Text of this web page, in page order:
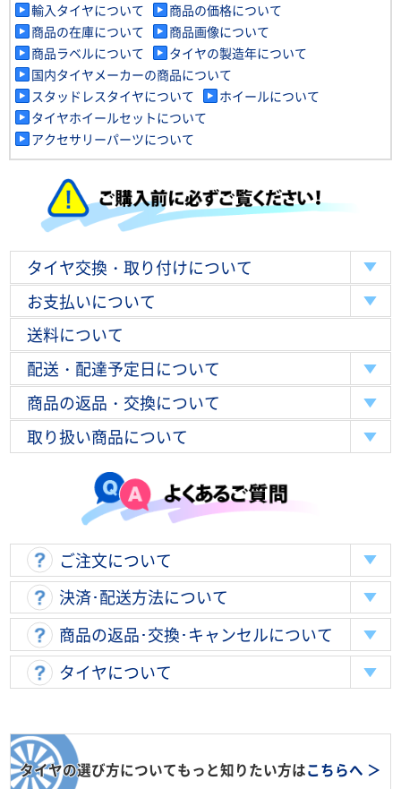
輸入タイヤについて
商品の価格について
商品の在庫について
商品画像について
商品ラベルについて
タイヤの製造年について
国内タイヤメーカーの商品について
スタッドレスタイヤについて
ホイールについて
タイヤホイールセットについて
アクセサリーパーツについて
タイヤ交換・取り付けについて
お支払いについて
送料について
配送・配達予定日について
商品の返品・交換について
取り扱い商品について
ご注文について
決済･配送方法について
商品の返品･交換･キャンセルについて
タイヤについて
タイヤの選び方についてもっと知りたい方はこちらへ ＞